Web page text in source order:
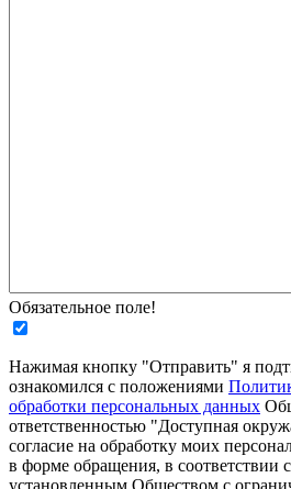
Обязательное поле!
Нажимая кнопку "Отправить" я
ознакомился с положениями
обработки персональных данных
ответственностью "Доступная
согласие на обработку моих
в форме обращения, в соответствии
установленным Обществом с